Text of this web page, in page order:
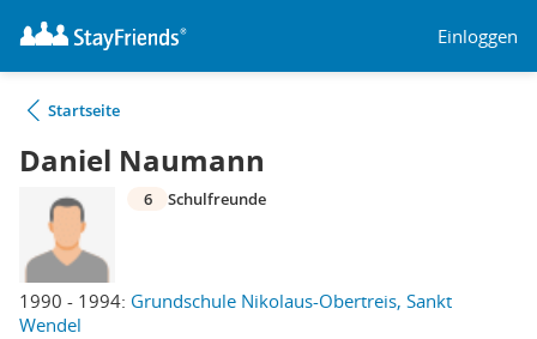
Einloggen
Startseite
Daniel Naumann
1990 - 1994: Grundschule Nikolaus-Obertreis, Sankt
Wendel
6 Schulfreunde